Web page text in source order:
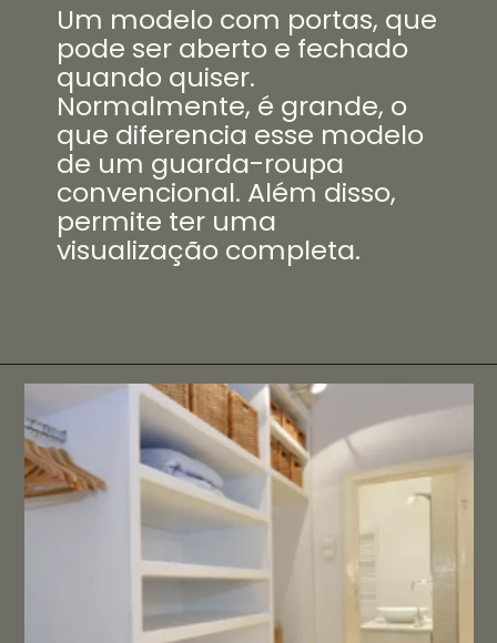
Um modelo com portas, que
pode ser aberto e fechado
quando quiser.
Normalmente, é grande, o
que diferencia esse modelo
de um guarda-roupa
convencional. Além disso,
permite ter uma
visualização completa.